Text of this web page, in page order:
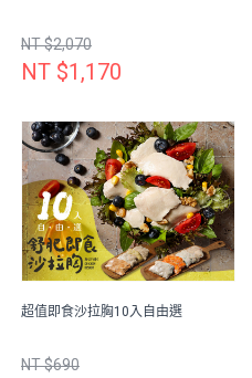
NT $2,070
NT $1,170
超值即食沙拉胸10入自由選
NT $690